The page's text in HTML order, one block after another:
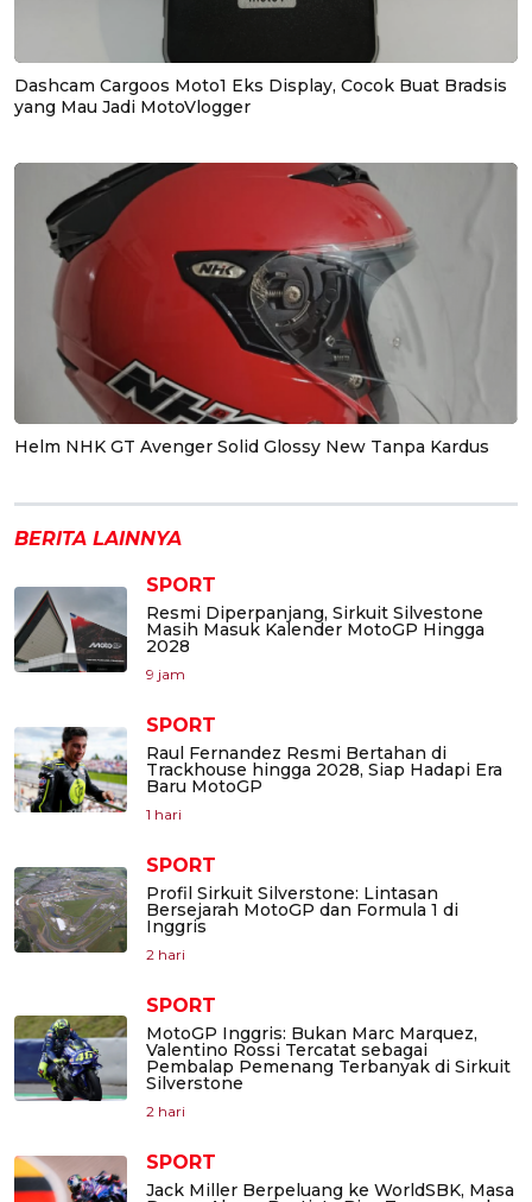
Dashcam Cargoos Moto1 Eks Display, Cocok Buat Bradsis
yang Mau Jadi MotoVlogger
Helm NHK GT Avenger Solid Glossy New Tanpa Kardus
BERITA LAINNYA
SPORT
Resmi Diperpanjang, Sirkuit Silvestone
Masih Masuk Kalender MotoGP Hingga
2028
9 jam
SPORT
Raul Fernandez Resmi Bertahan di
Trackhouse hingga 2028, Siap Hadapi Era
Baru MotoGP
1 hari
SPORT
Profil Sirkuit Silverstone: Lintasan
Bersejarah MotoGP dan Formula 1 di
Inggris
2 hari
SPORT
MotoGP Inggris: Bukan Marc Marquez,
Valentino Rossi Tercatat sebagai
Pembalap Pemenang Terbanyak di Sirkuit
Silverstone
2 hari
SPORT
Jack Miller Berpeluang ke WorldSBK, Masa